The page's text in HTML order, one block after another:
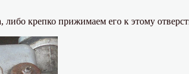
либо крепко прижимаем его к этому